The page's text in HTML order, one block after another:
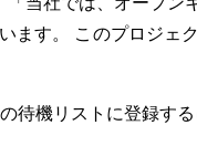
す。 このプロジェ
機リストに登録する